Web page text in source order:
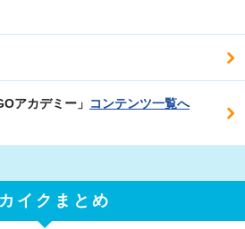
アカデミー」 コンテンツ一覧へ
イクまとめ